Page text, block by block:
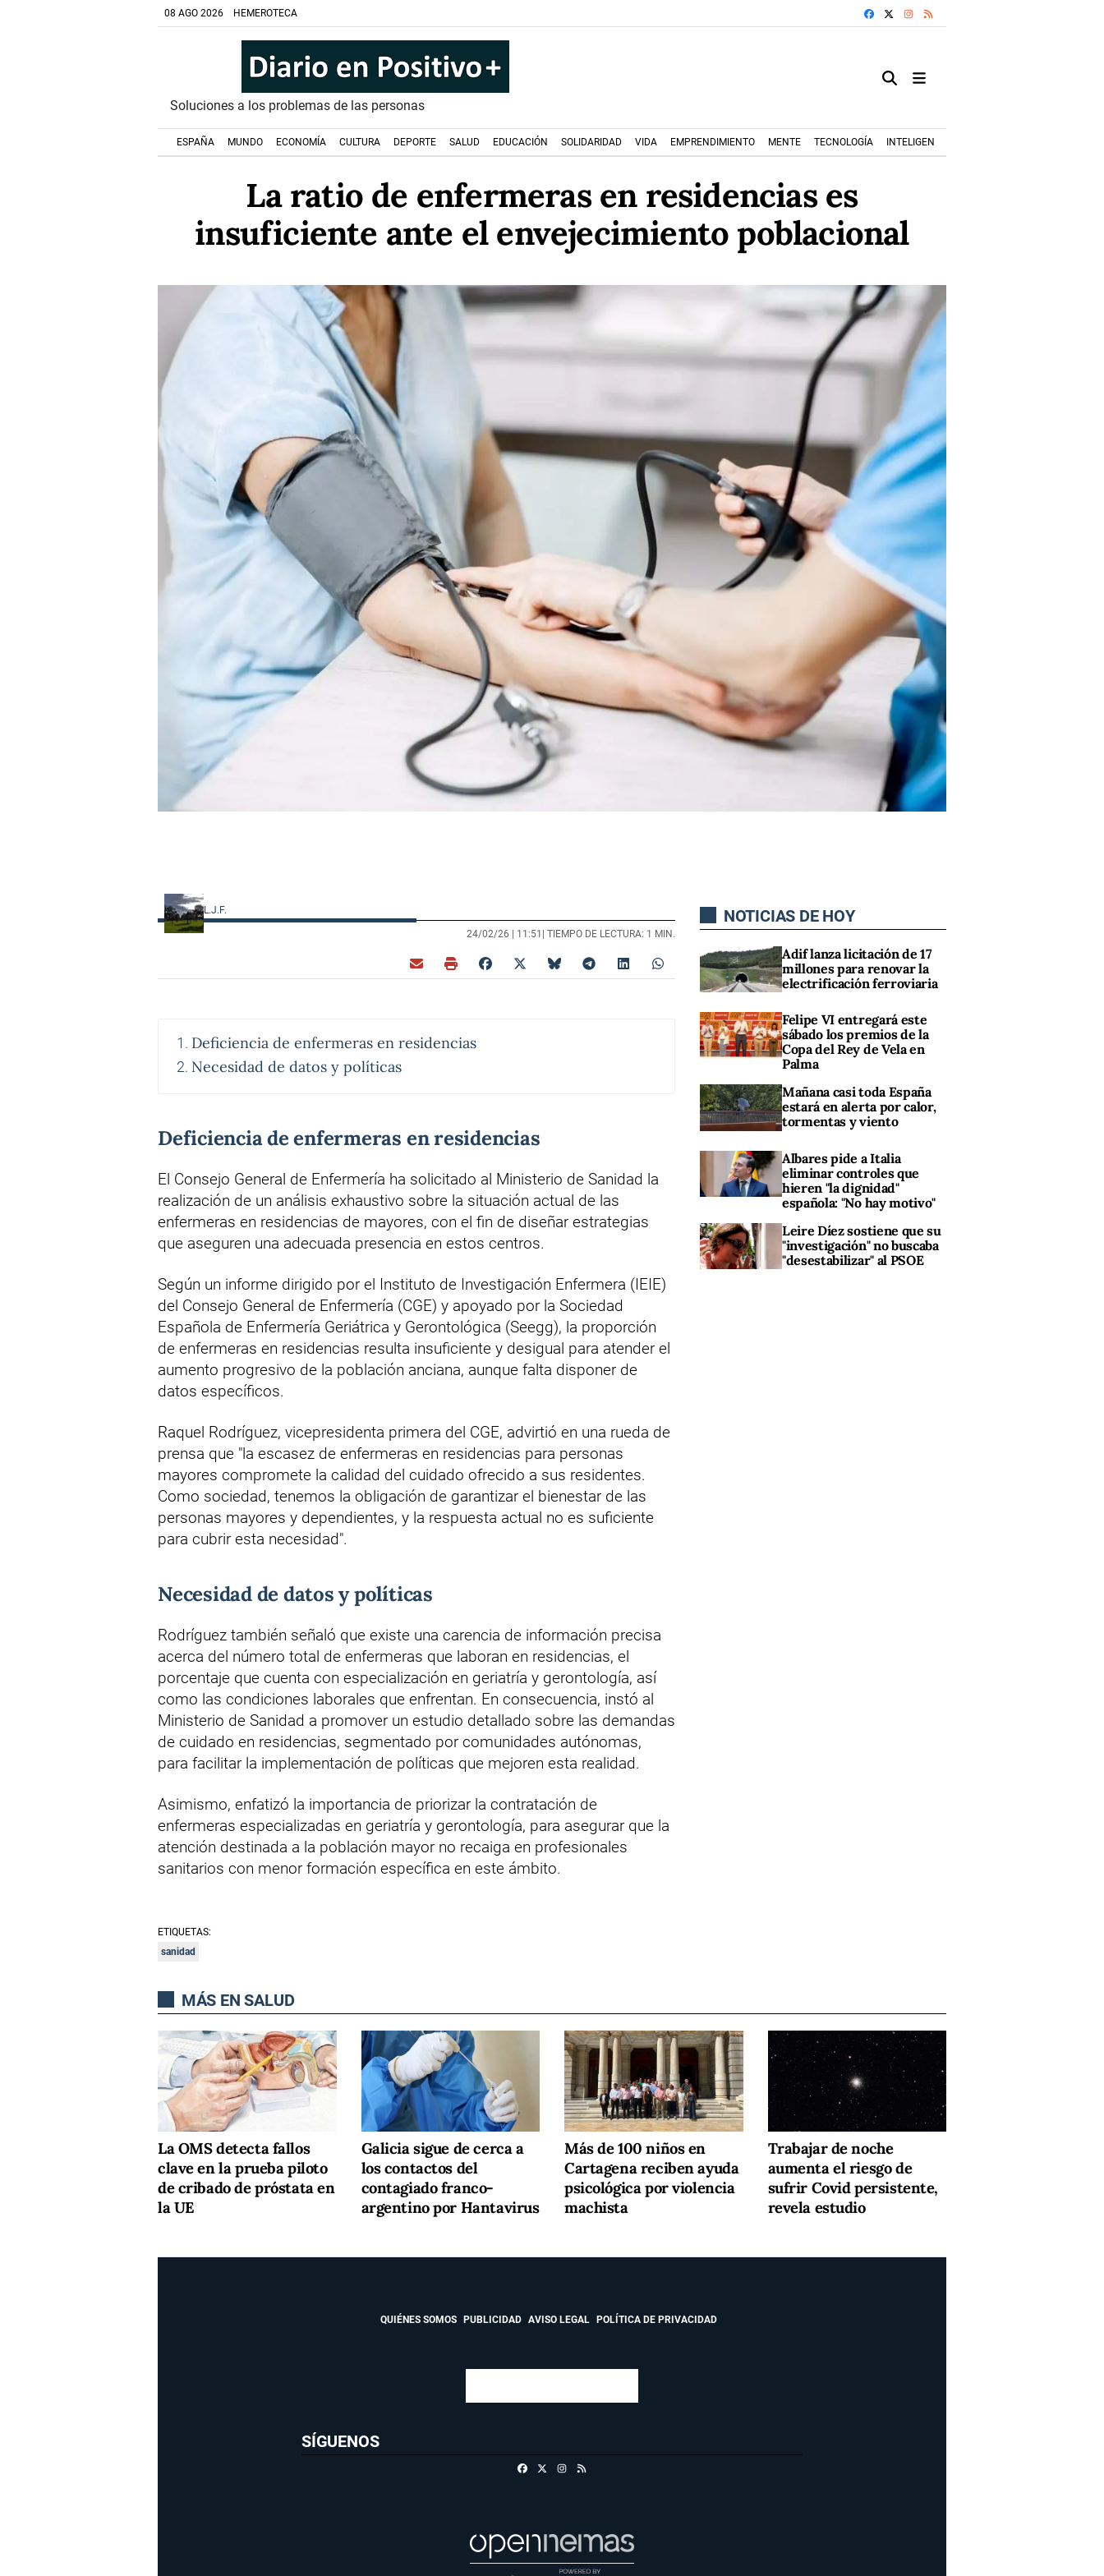
08 AGO 2026 HEMEROTECA FACEBOOKINSTAGRAM
Soluciones a los problemas de las personas
ESPAÑA MUNDO ECONOMÍA CULTURA DEPORTE SALUD EDUCACIÓN SOLIDARIDAD VIDA EMPRENDIMIENTO MENTE TECNOLOGÍA INTELIGENCIA ARTIFICIAL
La ratio de enfermeras en residencias es
insuficiente ante el envejecimiento poblacional
L.J.F.
24/02/26 | 11:51 | TIEMPO DE LECTURA: 1 MIN.
Deficiencia de enfermeras en residencias
Necesidad de datos y políticas
Deficiencia de enfermeras en residencias
El Consejo General de Enfermería ha solicitado al Ministerio de Sanidad la
realización de un análisis exhaustivo sobre la situación actual de las
enfermeras en residencias de mayores, con el fin de diseñar estrategias
que aseguren una adecuada presencia en estos centros.
Según un informe dirigido por el Instituto de Investigación Enfermera (IEIE)
del Consejo General de Enfermería (CGE) y apoyado por la Sociedad
Española de Enfermería Geriátrica y Gerontológica (Seegg), la proporción
de enfermeras en residencias resulta insuficiente y desigual para atender el
aumento progresivo de la población anciana, aunque falta disponer de
datos específicos.
Raquel Rodríguez, vicepresidenta primera del CGE, advirtió en una rueda de
prensa que "la escasez de enfermeras en residencias para personas
mayores compromete la calidad del cuidado ofrecido a sus residentes.
Como sociedad, tenemos la obligación de garantizar el bienestar de las
personas mayores y dependientes, y la respuesta actual no es suficiente
para cubrir esta necesidad".
Necesidad de datos y políticas
Rodríguez también señaló que existe una carencia de información precisa
acerca del número total de enfermeras que laboran en residencias, el
porcentaje que cuenta con especialización en geriatría y gerontología, así
como las condiciones laborales que enfrentan. En consecuencia, instó al
Ministerio de Sanidad a promover un estudio detallado sobre las demandas
de cuidado en residencias, segmentado por comunidades autónomas,
para facilitar la implementación de políticas que mejoren esta realidad.
Asimismo, enfatizó la importancia de priorizar la contratación de
enfermeras especializadas en geriatría y gerontología, para asegurar que la
atención destinada a la población mayor no recaiga en profesionales
sanitarios con menor formación específica en este ámbito.
ETIQUETAS:
sanidad
NOTICIAS DE HOY
Adif lanza licitación de 17
millones para renovar la
electrificación ferroviaria
Felipe VI entregará este
sábado los premios de la
Copa del Rey de Vela en
Palma
Mañana casi toda España
estará en alerta por calor,
tormentas y viento
Albares pide a Italia
eliminar controles que
hieren "la dignidad"
española: "No hay motivo"
Leire Díez sostiene que su
"investigación" no buscaba
"desestabilizar" al PSOE
MÁS EN SALUD
La OMS detecta fallos
clave en la prueba piloto
de cribado de próstata en
la UE
Galicia sigue de cerca a
los contactos del
contagiado franco-
argentino por Hantavirus
Más de 100 niños en
Cartagena reciben ayuda
psicológica por violencia
machista
Trabajar de noche
aumenta el riesgo de
sufrir Covid persistente,
revela estudio
QUIÉNES SOMOS PUBLICIDAD AVISO LEGAL POLÍTICA DE PRIVACIDAD
SÍGUENOS
FacebookInstagram